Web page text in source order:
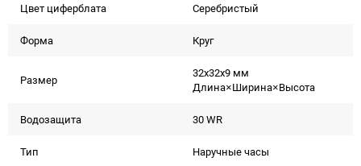
Цвет циферблата Серебристый
Форма Круг
Размер
32x32x9 мм
Длина×Ширина×Высота
Водозащита 30 WR
Тип Наручные часы